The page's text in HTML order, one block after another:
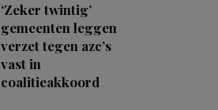
‘Zeker twintig’
gemeenten leggen
verzet tegen azc’s
vast in
coalitieakkoord